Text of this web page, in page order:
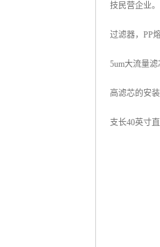
技民营企业
过滤器，PP
5um大流量
高滤芯的安
支长40英寸